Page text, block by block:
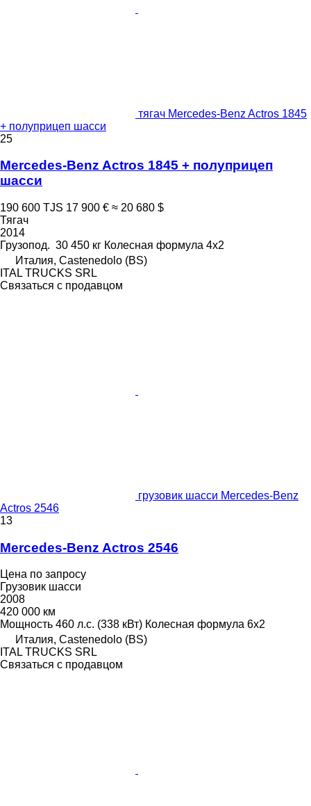
тягач Mercedes-Benz Actros 1845
+ полуприцеп шасси
25
Mercedes-Benz Actros 1845 + полуприцеп
шасси
190 600 TJS 17 900 € ≈ 20 680 $
Тягач
2014
Грузопод. 30 450 кг Колесная формула 4x2
Италия, Castenedolo (BS)
ITAL TRUCKS SRL
Связаться с продавцом
грузовик шасси Mercedes-Benz
Actros 2546
13
Mercedes-Benz Actros 2546
Цена по запросу
Грузовик шасси
2008
420 000 км
Мощность 460 л.с. (338 кВт) Колесная формула 6x2
Италия, Castenedolo (BS)
ITAL TRUCKS SRL
Связаться с продавцом